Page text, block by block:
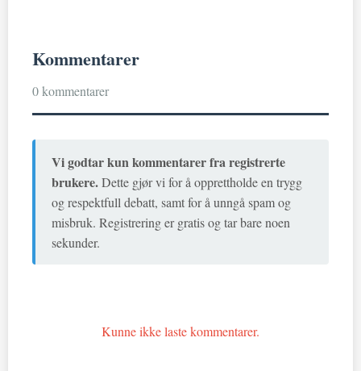
Kommentarer
0 kommentarer
Vi godtar kun kommentarer fra registrerte
brukere.Dette gjør vi for å opprettholde en trygg
og respektfull debatt, samt for å unngå spam og
misbruk. Registrering er gratis og tar bare noen
sekunder.
Kunne ikke laste kommentarer.